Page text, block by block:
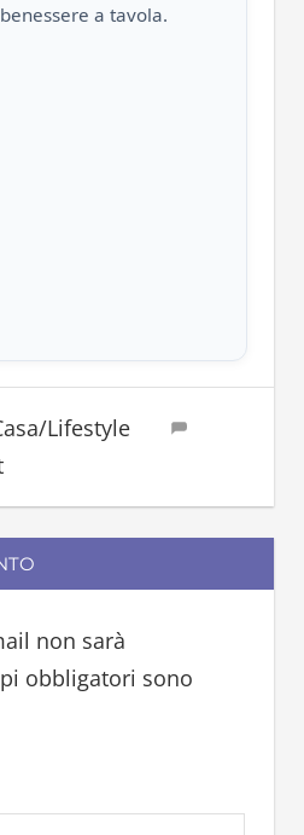
a tavola.
Lifestyle
non sarà
obbligatori sono